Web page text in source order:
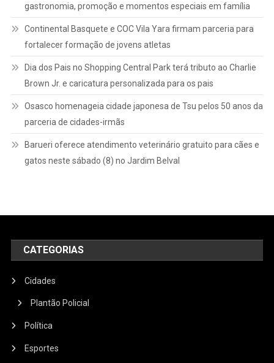
gastronomia, promoção e momentos especiais em família
Continental Basquete e COC Vila Yara firmam parceria para
fortalecer formação de jovens atletas
Dia dos Pais no Shopping Central Park terá tributo ao Charlie
Brown Jr. e caricatura personalizada para os pais
Osasco homenageia cidade japonesa de Tsu pelos 50 anos da
parceria de cidades-irmãs
Barueri oferece atendimento veterinário gratuito para cães e
gatos neste sábado (8) no Jardim Belval
CATEGORIAS
Cidades
Plantão Policial
Política
Esportes